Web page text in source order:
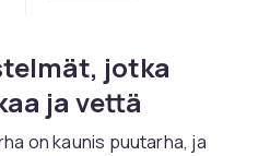
jotka
ja vettä
on kaunis puutarha, ja